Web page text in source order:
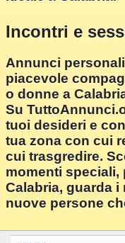
Incontri e
Annunci
piacevole
o donne a
Su
tuoi desideri e
tua zona con cui
cui trasgredire.
momenti speciali,
Calabria, guarda
nuove persone